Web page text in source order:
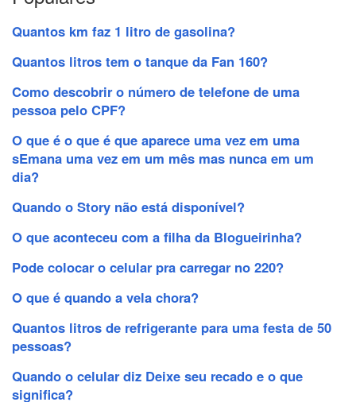
Quantos km faz 1 litro de gasolina?
Quantos litros tem o tanque da Fan 160?
Como descobrir o número de telefone de uma
pessoa pelo CPF?
O que é o que é que aparece uma vez em uma
sEmana uma vez em um mês mas nunca em um
dia?
Quando o Story não está disponível?
O que aconteceu com a filha da Blogueirinha?
Pode colocar o celular pra carregar no 220?
O que é quando a vela chora?
Quantos litros de refrigerante para uma festa de 50
pessoas?
Quando o celular diz Deixe seu recado e o que
significa?